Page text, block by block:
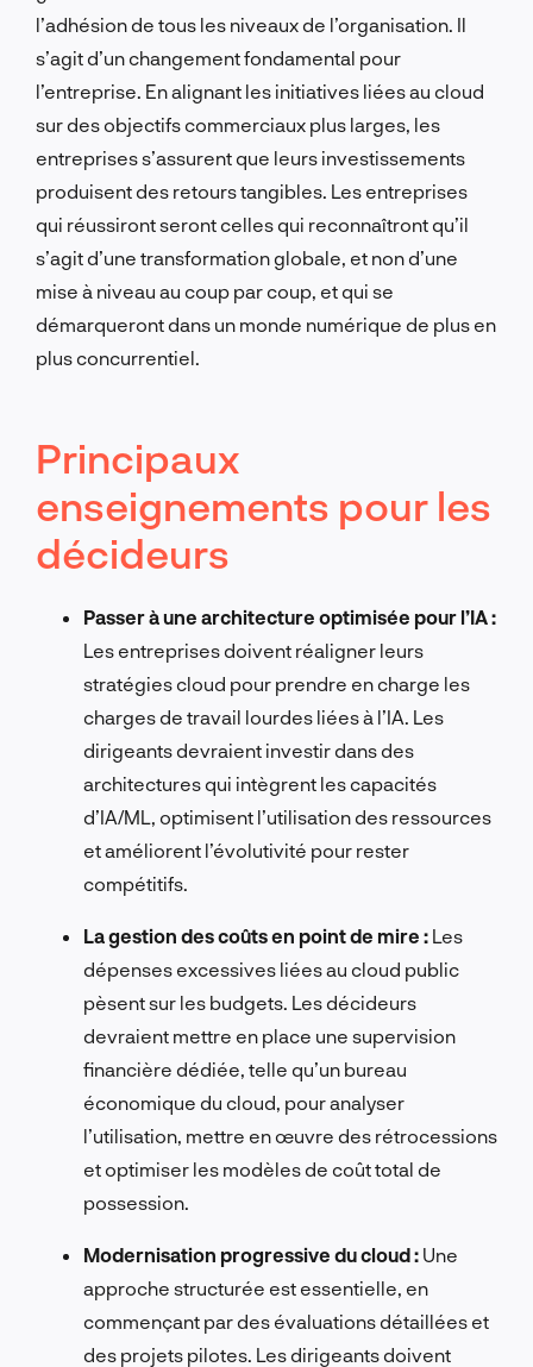
l’adhésion de tous les niveaux de l’organisation. Il
s’agit d’un changement fondamental pour
l’entreprise. En alignant les initiatives liées au cloud
sur des objectifs commerciaux plus larges, les
entreprises s’assurent que leurs investissements
produisent des retours tangibles. Les entreprises
qui réussiront seront celles qui reconnaîtront qu’il
s’agit d’une transformation globale, et non d’une
mise à niveau au coup par coup, et qui se
démarqueront dans un monde numérique de plus en
plus concurrentiel.
Principaux
enseignements pour les
décideurs
Passer à une architecture optimisée pour l’IA :
Les entreprises doivent réaligner leurs
stratégies cloud pour prendre en charge les
charges de travail lourdes liées à l’IA. Les
dirigeants devraient investir dans des
architectures qui intègrent les capacités
d’IA/ML, optimisent l’utilisation des ressources
et améliorent l’évolutivité pour rester
compétitifs.
La gestion des coûts en point de mire : Les
dépenses excessives liées au cloud public
pèsent sur les budgets. Les décideurs
devraient mettre en place une supervision
financière dédiée, telle qu’un bureau
économique du cloud, pour analyser
l’utilisation, mettre en œuvre des rétrocessions
et optimiser les modèles de coût total de
possession.
Modernisation progressive du cloud : Une
approche structurée est essentielle, en
commençant par des évaluations détaillées et
des projets pilotes. Les dirigeants doivent